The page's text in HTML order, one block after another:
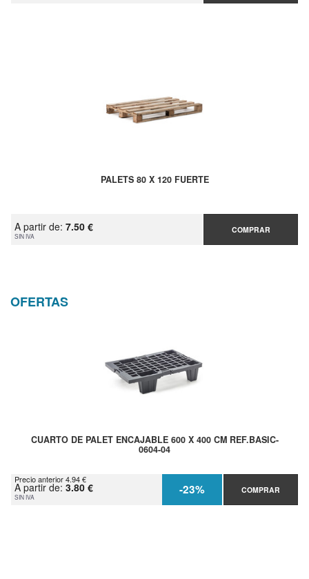
PALETS 80 X 120 FUERTE
A partir de: 7.50 €
SIN IVA
COMPRAR
OFERTAS
CUARTO DE PALET ENCAJABLE 600 X 400 CM REF.BASIC-
0604-04
Precio anterior 4.94 €
A partir de: 3.80 €
SIN IVA -23% COMPRAR